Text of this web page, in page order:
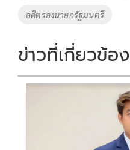
k k
อดีตรองนายกรัฐมนตรี
ข่าวที่เกี่ยวข้อง